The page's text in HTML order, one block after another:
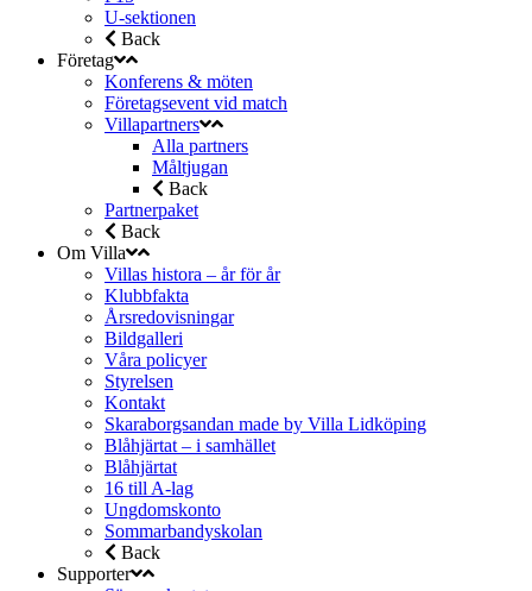
U-sektionen
Back
Företag
Konferens & möten
Företagsevent vid match
Villapartners
Alla partners
Måltjugan
Back
Partnerpaket
Back
Om Villa
Villas histora – år för år
Klubbfakta
Årsredovisningar
Bildgalleri
Våra policyer
Styrelsen
Kontakt
Skaraborgsandan made by Villa Lidköping
Blåhjärtat – i samhället
Blåhjärtat
16 till A-lag
Ungdomskonto
Sommarbandyskolan
Back
Supporter